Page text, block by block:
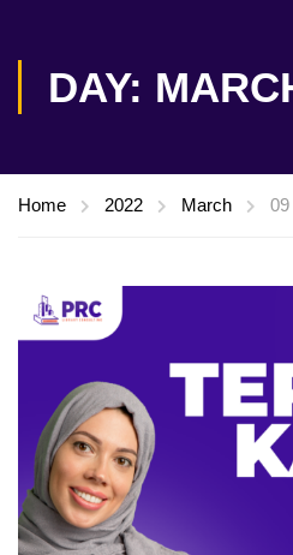
DAY:
Home 2022 March 09